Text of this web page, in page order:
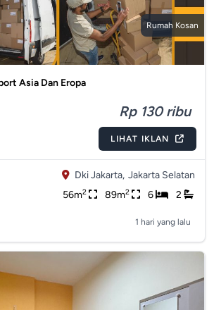
Rumah Kosan
Asia Dan Eropa
Rp 130 ribu
LIHAT IKLAN
Dki Jakarta, Jakarta Selatan
56m2 89m2 6 2
1 hari yang lalu